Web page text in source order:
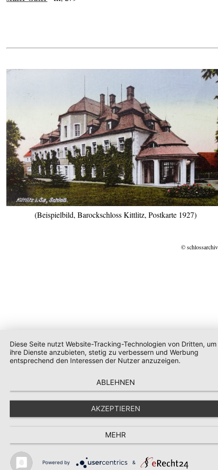
(Beispielbild, Barockschloss Kittlitz, Postkarte 1927)
©
Diese Seite nutzt Website-Tracking-Technologien von Dritten, um
ihre Dienste anzubieten, stetig zu verbessern und Werbung
entsprechend den Interessen der Nutzer anzuzeigen.
ABLEHNEN
AKZEPTIEREN
MEHR
Powered by &